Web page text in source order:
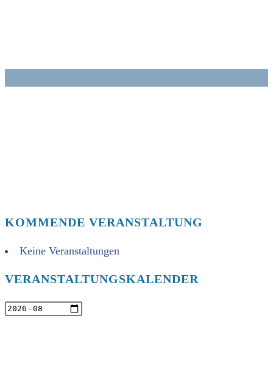
KOMMENDE VERANSTALTUNG
Keine Veranstaltungen
VERANSTALTUNGSKALENDER